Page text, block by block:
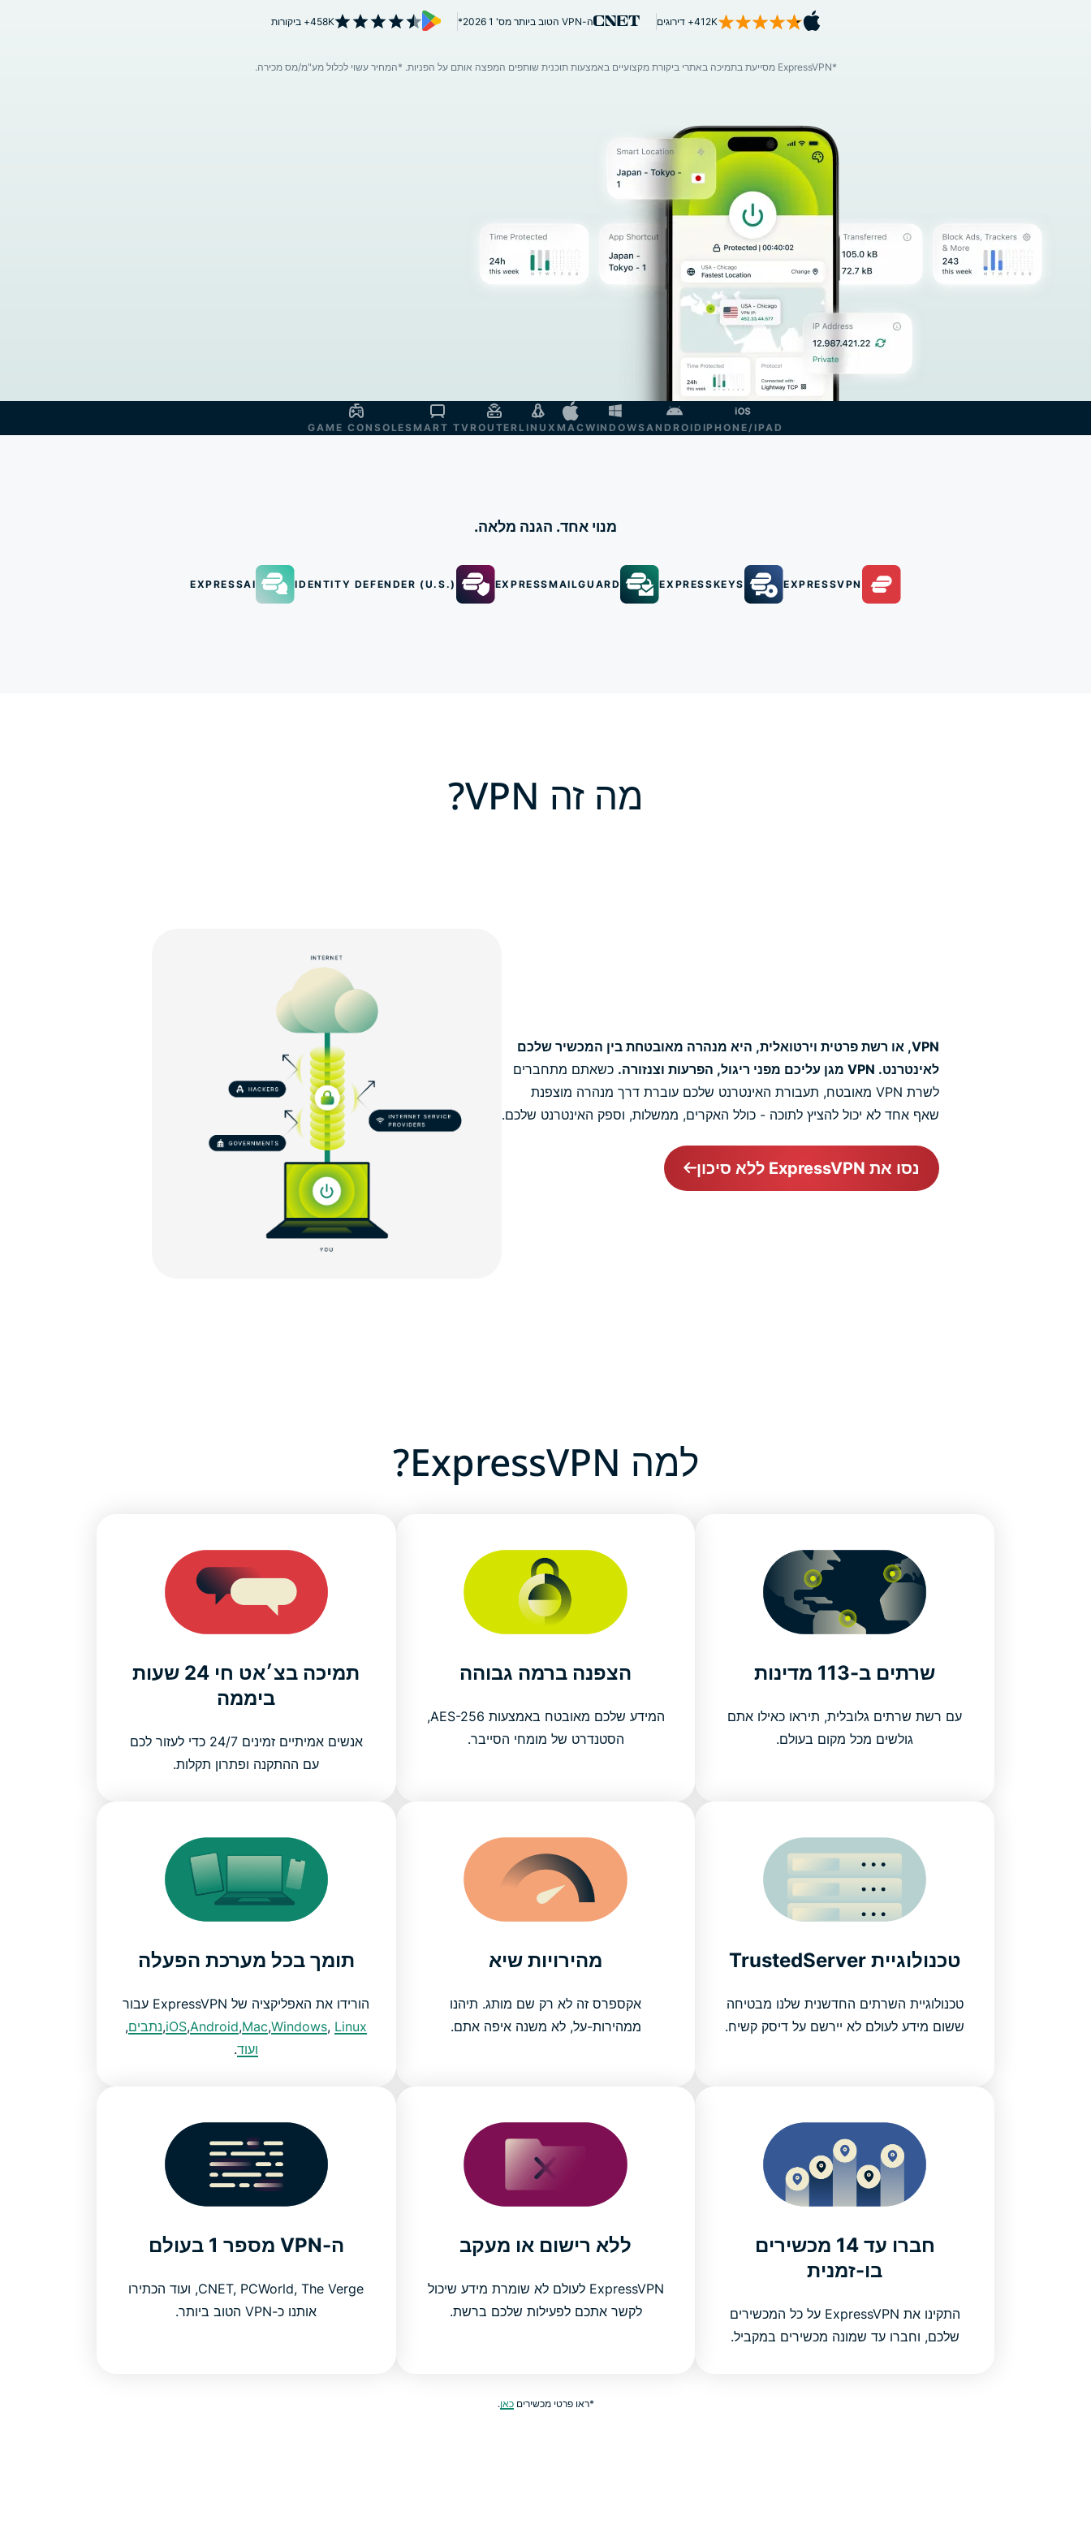
שמעמידות את
הכוללת הגנת
412K+ דירוגים ה-VPN הטוב ביותר מס' 1 2026* 458K+ ביקורות
*ExpressVPN מסייעת בתמיכה באתרי ביקורת מקצועיים באמצעות תוכנית שותפים המפצה אותם על הפניות. *המחיר עשוי לכלול מע"מ/מס מכירה.
IPHONE/IPAD
ANDROID
WINDOWS
MAC
LINUX
ROUTER
SMART TV
GAME CONSOLE
מנוי אחד. הגנה מלאה.
EXPRESSVPN
EXPRESSKEYS
EXPRESSMAILGUARD
IDENTITY DEFENDER (U.S.)
EXPRESSAI
מה זה VPN?
VPN, או רשת פרטית וירטואלית, היא מנהרה מאובטחת בין המכשיר שלכם
לאינטרנט. VPN מגן עליכם מפני ריגול, הפרעות וצנזורה.
כשאתם מתחברים
לשרת VPN מאובטח, תעבורת האינטרנט שלכם עוברת דרך מנהרה מוצפנת
שאף אחד לא יכול להציץ לתוכה - כולל האקרים, ממשלות, וספק האינטרנט שלכם.
נסו את ExpressVPN ללא סיכון
למה ExpressVPN?
שרתים ב-113 מדינות
עם רשת שרתים גלובלית, תיראו כאילו אתם
גולשים מכל מקום בעולם.
הצפנה ברמה גבוהה
המידע שלכם מאובטח באמצעות AES-256,
הסטנדרט של מומחי הסייבר.
תמיכה בצ׳אט חי 24 שעות
ביממה
אנשים אמיתיים זמינים 24/7 כדי לעזור לכם
עם ההתקנה ופתרון תקלות.
טכנולוגיית TrustedServer
טכנולוגיית השרתים החדשנית שלנו מבטיחה
ששום מידע לעולם לא יירשם על דיסק קשיח.
מהירויות שיא
אקספרס זה לא רק שם מותג. תיהנו
ממהירות-על, לא משנה איפה אתם.
תומך בכל מערכת הפעלה
הורידו את האפליקציה של ExpressVPN עבור
iOS,Android,Mac,Windows, Linux
,נתבים,
ועוד.
חברו עד 14 מכשירים
בו-זמנית
התקינו את ExpressVPN על כל המכשירים
שלכם, וחברו עד שמונה מכשירים במקביל.
ללא רישום או מעקב
ExpressVPN לעולם לא שומרת מידע שיכול
לקשר אתכם לפעילות שלכם ברשת.
ה-VPN מספר 1 בעולם
CNET, PCWorld, The Verge, ועוד הכתירו
אותנו כ-VPN הטוב ביותר.
*ראו פרטי מכשיריםכאן.